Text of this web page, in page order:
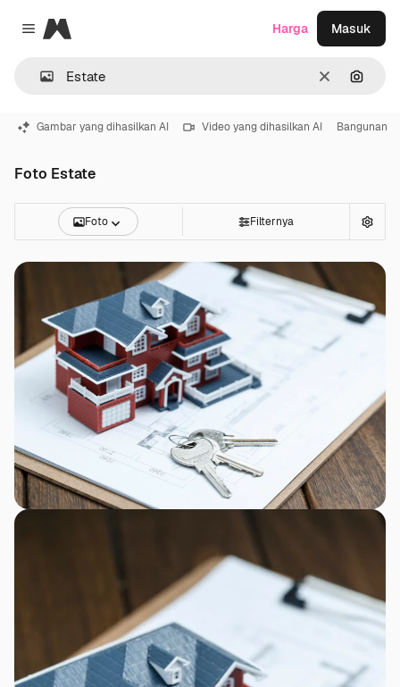
Close menu
Magnific
Jernih
Harga Masuk
Gambar yang dihasilkan AI Video yang dihasilkan AI Bangunan
Foto Estate
Foto Filternya